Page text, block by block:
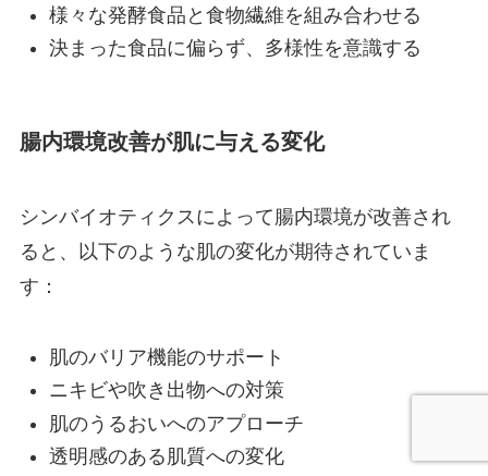
様々な発酵食品と食物繊維を組み合わせる
決まった食品に偏らず、多様性を意識する
腸内環境改善が肌に与える変化
シンバイオティクスによって腸内環境が改善され
ると、以下のような肌の変化が期待されていま
す：
肌のバリア機能のサポート
ニキビや吹き出物への対策
肌のうるおいへのアプローチ
透明感のある肌質への変化